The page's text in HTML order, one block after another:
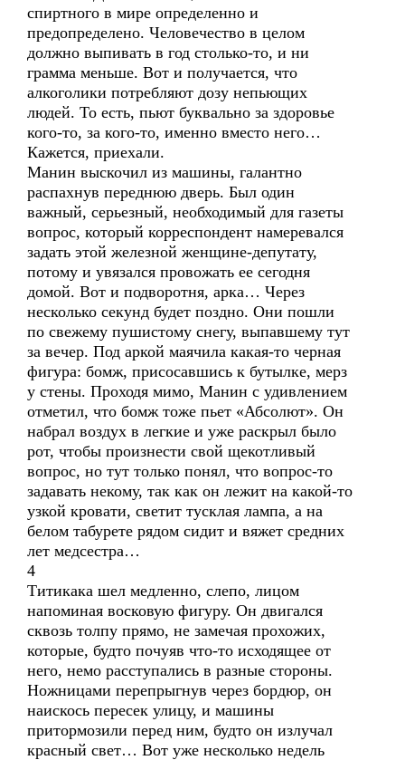
спиртного в мире определенно и
предопределено. Человечество в целом
должно выпивать в год столько-то, и ни
грамма меньше. Вот и получается, что
алкоголики потребляют дозу непьющих
людей. То есть, пьют буквально за здоровье
кого-то, за кого-то, именно вместо него…
Кажется, приехали.
Манин выскочил из машины, галантно
распахнув переднюю дверь. Был один
важный, серьезный, необходимый для газеты
вопрос, который корреспондент намеревался
задать этой железной женщине-депутату,
потому и увязался провожать ее сегодня
домой. Вот и подворотня, арка… Через
несколько секунд будет поздно. Они пошли
по свежему пушистому снегу, выпавшему тут
за вечер. Под аркой маячила какая-то черная
фигура: бомж, присосавшись к бутылке, мерз
у стены. Проходя мимо, Манин с удивлением
отметил, что бомж тоже пьет «Абсолют». Он
набрал воздух в легкие и уже раскрыл было
рот, чтобы произнести свой щекотливый
вопрос, но тут только понял, что вопрос-то
задавать некому, так как он лежит на какой-то
узкой кровати, светит тусклая лампа, а на
белом табурете рядом сидит и вяжет средних
лет медсестра…
4
Титикака шел медленно, слепо, лицом
напоминая восковую фигуру. Он двигался
сквозь толпу прямо, не замечая прохожих,
которые, будто почуяв что-то исходящее от
него, немо расступались в разные стороны.
Ножницами перепрыгнув через бордюр, он
наискось пересек улицу, и машины
притормозили перед ним, будто он излучал
красный свет… Вот уже несколько недель